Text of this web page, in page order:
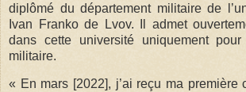
diplômé du département militaire de
Ivan Franko de Lvov. Il admet
dans cette université uniquement
militaire.
« En mars [2022], j’ai reçu ma première